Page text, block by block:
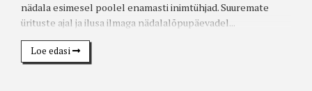
nädala esimesel poolel enamasti inimtühjad. Suuremate
ürituste ajal ja ilusa ilmaga nädalalõpupäevadel...
Loe edasi